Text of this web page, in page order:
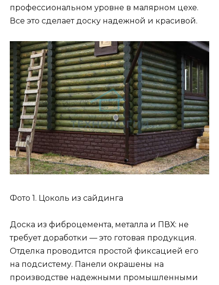
профессиональном уровне в малярном цехе.
Все это сделает доску надежной и красивой.
Фото 1. Цоколь из сайдинга
Доска из фиброцемента, металла и ПВХ: не
требует доработки — это готовая продукция.
Отделка проводится простой фиксацией его
на подсистему. Панели окрашены на
производстве надежными промышленными